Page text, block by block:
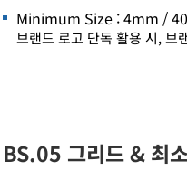
Minimum Size : 4mm /
브랜드 로고 단독 활용 시,
BS.05 그리드 & 최